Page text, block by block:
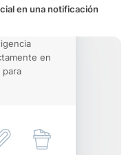
en una notificación
en